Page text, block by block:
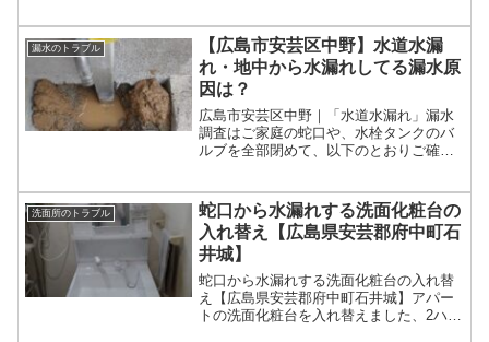
に接続台所蛇口に接続浴室蛇口に接続水
道管に止水栓（ボールバルブ...
漏水のトラブル
【広島市安芸区中野】水道水漏
れ・地中から水漏れしてる漏水原
因は？
広島市安芸区中野｜「水道水漏れ」漏水
調査はご家庭の蛇口や、水栓タンクのバ
ルブを全部閉めて、以下のとおりご確認
ロットが不規則な動きをしている。水漏
れしている可能性があります。
洗面所のトラブル
蛇口から水漏れする洗面化粧台の
入れ替え【広島県安芸郡府中町石
井城】
蛇口から水漏れする洗面化粧台の入れ替
え【広島県安芸郡府中町石井城】アパー
トの洗面化粧台を入れ替えました、2ハン